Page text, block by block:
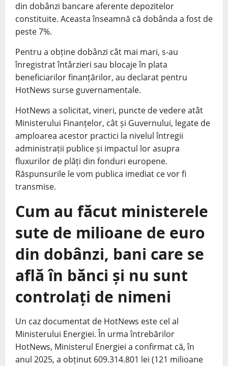
din dobânzi bancare aferente depozitelor
constituite. Aceasta înseamnă că dobânda a fost de
peste 7%.
Pentru a obține dobânzi cât mai mari, s-au
înregistrat întârzieri sau blocaje în plata
beneficiarilor finanțărilor, au declarat pentru
HotNews surse guvernamentale.
HotNews a solicitat, vineri, puncte de vedere atât
Ministerului Finanțelor, cât și Guvernului, legate de
amploarea acestor practici la nivelul întregii
administrații publice și impactul lor asupra
fluxurilor de plăți din fonduri europene.
Răspunsurile le vom publica imediat ce vor fi
transmise.
Cum au făcut ministerele
sute de milioane de euro
din dobânzi, bani care se
află în bănci și nu sunt
controlați de nimeni
Un caz documentat de HotNews este cel al
Ministerului Energiei. În urma întrebărilor
HotNews, Ministerul Energiei a confirmat că, în
anul 2025, a obținut 609.314.801 lei (121 milioane